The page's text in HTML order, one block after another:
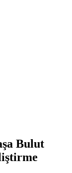
Bulut